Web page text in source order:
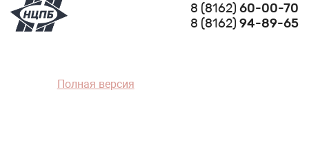
8 (8162)60-00-70
8 (8162)94-89-65
Полная версия